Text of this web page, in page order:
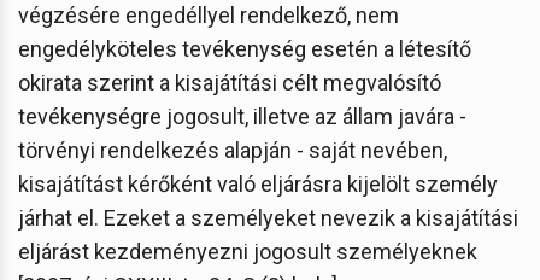
végzésére engedéllyel rendelkező, nem
engedélyköteles tevékenység esetén a létesítő
okirata szerint a kisajátítási célt megvalósító
tevékenységre jogosult, illetve az állam javára -
törvényi rendelkezés alapján - saját nevében,
kisajátítást kérőként való eljárásra kijelölt személy
járhat el. Ezeket a személyeket nevezik a kisajátítási
eljárást kezdeményezni jogosult személyeknek